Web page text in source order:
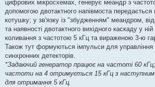
цифрових мікросхемах, генерує меандр з
допомогою двотактного напівмоста
котушку; у зв'язку із "збудженням" меандром,
та наявності двотактного вихідного каскаду у
коливання з частотою 5 кГц та вираженою 3-ю
Також тут формуються імпульси для
синхронних детекторів.
*Задаючий генератор працює на частоті 60 кГц;
частоти на 4 отримується 15 кГц з наступним
для отримання 5 кГц.